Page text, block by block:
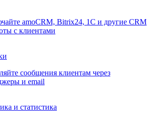
amoCRM, Bitrix24, 1C и другие CRM
с клиентами
сообщения клиентам через
и email
и статистика